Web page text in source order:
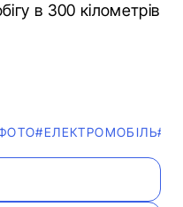
в 300 кілометрів
#ЕЛЕКТРОМОБІЛЬ